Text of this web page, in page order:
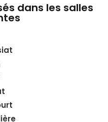
dans les salles